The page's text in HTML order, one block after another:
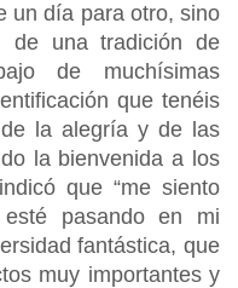
un día para otro, sino
de una tradición de
de muchísimas
que tenéis
la alegría y de las
la bienvenida a los
que “me siento
pasando en mi
fantástica, que
muy importantes y